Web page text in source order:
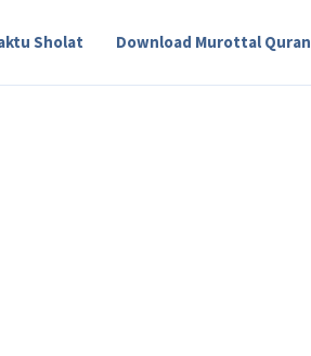
Sholat Download Murottal Quran